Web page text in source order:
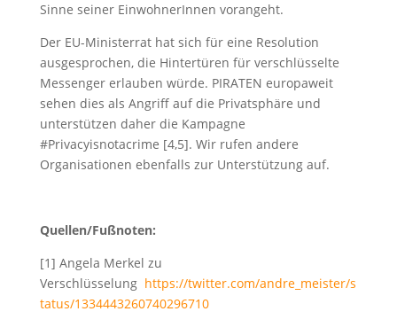
Sinne seiner EinwohnerInnen vorangeht.
Der EU-Ministerrat hat sich für eine Resolution
ausgesprochen, die Hintertüren für verschlüsselte
Messenger erlauben würde. PIRATEN europaweit
sehen dies als Angriff auf die Privatsphäre und
unterstützen daher die Kampagne
#Privacyisnotacrime [4,5]. Wir rufen andere
Organisationen ebenfalls zur Unterstützung auf.
Quellen/Fußnoten:
[1] Angela Merkel zu
Verschlüsselung https://twitter.com/andre_meister/s
tatus/1334443260740296710